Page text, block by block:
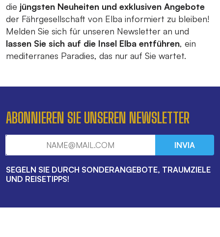
die jüngsten Neuheiten und exklusiven Angebote
der Fährgesellschaft von Elba informiert zu bleiben!
Melden Sie sich für unseren Newsletter an und
lassen Sie sich auf die Insel Elba entführen, ein
mediterranes Paradies, das nur auf Sie wartet.
ABONNIEREN SIE UNSEREN NEWSLETTER
INVIA
SEGELN SIE DURCH SONDERANGEBOTE, TRAUMZIELE
UND REISETIPPS!